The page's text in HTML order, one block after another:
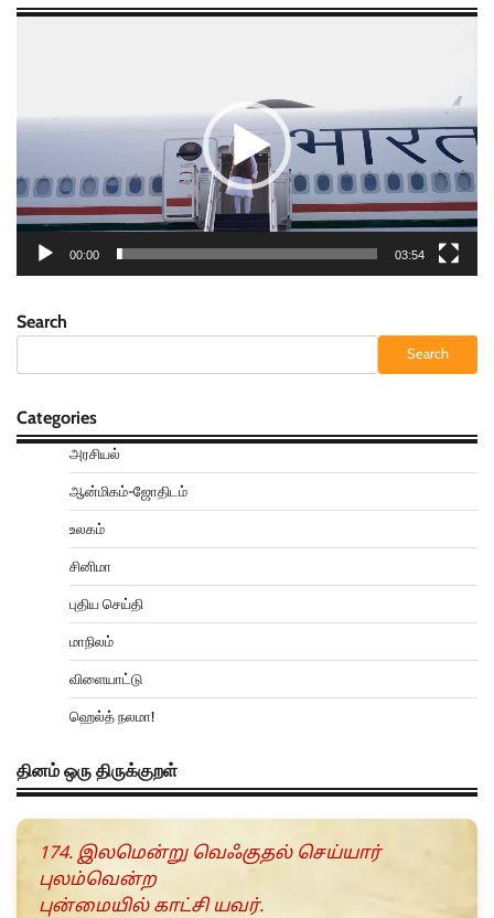
00:00 03:54
Search
Search
Categories
அரசியல்
ஆன்மிகம்-ஜோதிடம்
உலகம்
சினிமா
புதிய செய்தி
மாநிலம்
விளையாட்டு
ஹெல்த் நலமா!
தினம் ஒரு திருக்குறள்
174. இலமென்று வெஃகுதல் செய்யார்
புலம்வென்ற
புன்மையில் காட்சி யவர்.